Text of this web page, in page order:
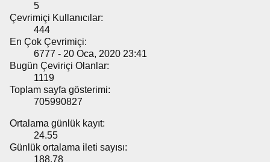
5
Çevrimiçi Kullanıcılar:
444
En Çok Çevrimiçi:
6777 - 20 Oca, 2020 23:41
Bugün Çeviriçi Olanlar:
1119
Toplam sayfa gösterimi:
705990827
Ortalama günlük kayıt:
24.55
Günlük ortalama ileti sayısı:
188.78